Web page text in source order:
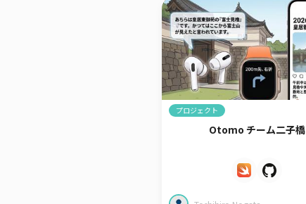
プロジェクト
Otomo チーム二子橋